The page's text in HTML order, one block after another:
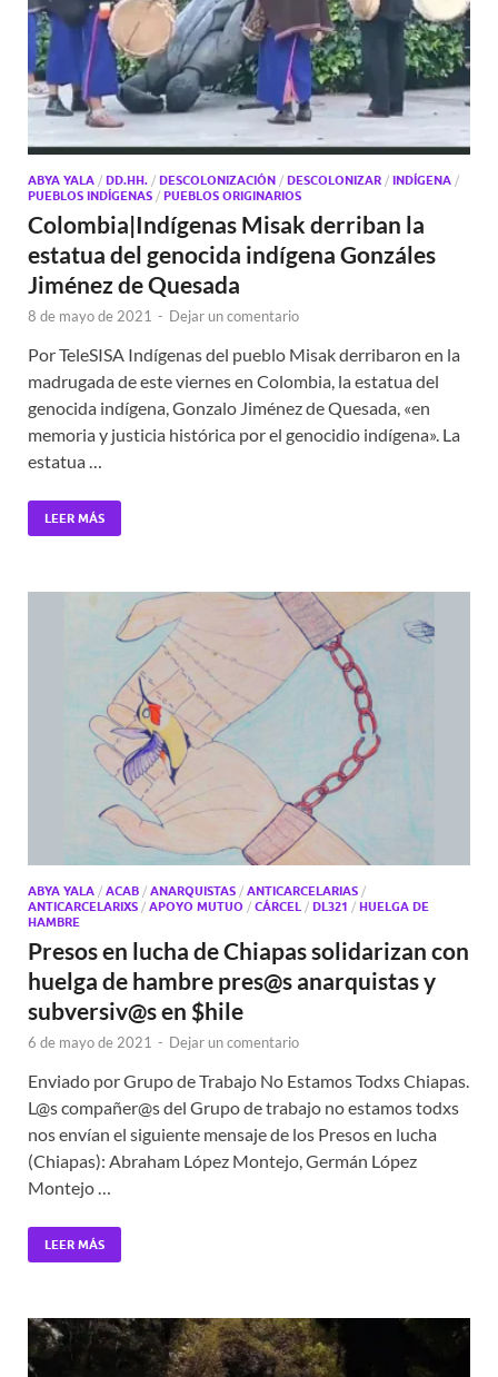
ABYA YALA / DD.HH. / DESCOLONIZACIÓN / DESCOLONIZAR / INDÍGENA /
PUEBLOS INDÍGENAS / PUEBLOS ORIGINARIOS
Colombia|Indígenas Misak derriban la
estatua del genocida indígena Gonzáles
Jiménez de Quesada
8 de mayo de 2021 - Dejar un comentario
Por TeleSISA Indígenas del pueblo Misak derribaron en la
madrugada de este viernes en Colombia, la estatua del
genocida indígena, Gonzalo Jiménez de Quesada, «en
memoria y justicia histórica por el genocidio indígena». La
estatua …
LEER MÁS
ABYA YALA / ACAB / ANARQUISTAS / ANTICARCELARIAS /
ANTICARCELARIXS / APOYO MUTUO / CÁRCEL / DL321 / HUELGA DE
HAMBRE
Presos en lucha de Chiapas solidarizan con
huelga de hambre pres@s anarquistas y
subversiv@s en $hile
6 de mayo de 2021 - Dejar un comentario
Enviado por Grupo de Trabajo No Estamos Todxs Chiapas.
L@s compañer@s del Grupo de trabajo no estamos todxs
nos envían el siguiente mensaje de los Presos en lucha
(Chiapas): Abraham López Montejo, Germán López
Montejo …
LEER MÁS